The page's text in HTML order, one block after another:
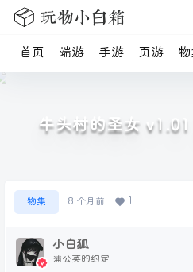
首页 端游 手游 页游 物
牛头村的圣女
物集 8 个月前 1
小白狐
蒲公英的约定